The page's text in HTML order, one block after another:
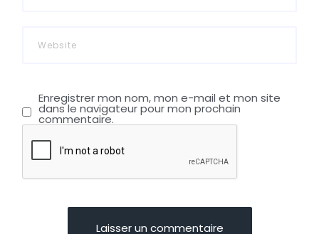
Enregistrer mon nom, mon e-mail et mon site
dans le navigateur pour mon prochain
commentaire.